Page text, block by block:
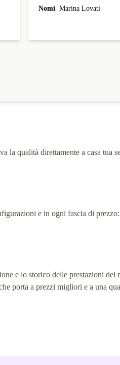
telefono ricondizionato. E'
Nomi Marina Lovati
la qualità direttamente a casa tua
e in ogni fascia di
e lo storico delle prestazioni
porta a prezzi migliori e a una